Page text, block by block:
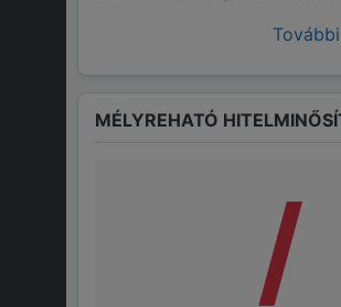
MÉLYREHATÓ
/